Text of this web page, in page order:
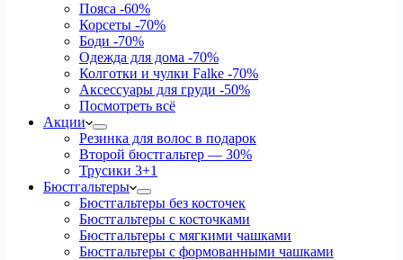
Пояса -60%
Корсеты -70%
Боди -70%
Одежда для дома -70%
Колготки и чулки Falke -70%
Аксессуары для груди -50%
Посмотреть всё
Акции
Резинка для волос в подарок
Второй бюстгальтер — 30%
Трусики 3+1
Бюстгальтеры
Бюстгальтеры без косточек
Бюстгальтеры с косточками
Бюстгальтеры с мягкими чашками
Бюстгальтеры с формованными чашками